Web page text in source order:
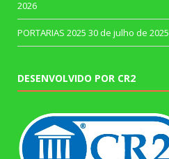
2026
PORTARIAS 2025 30 de julho de 2025
DESENVOLVIDO POR CR2